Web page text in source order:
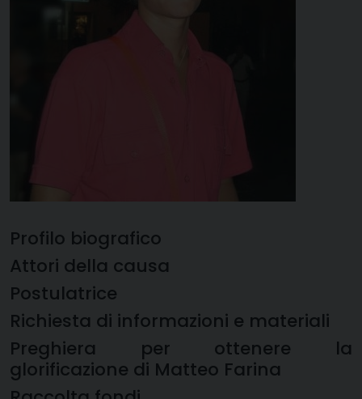
Profilo biografico
Attori della causa
Postulatrice
Richiesta di informazioni e materiali
Preghiera per ottenere la
glorificazione di Matteo Farina